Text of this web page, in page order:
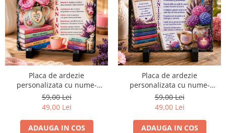
Placa de ardezie
personalizata cu nume-
Geanina
59,00 Lei
49,00 Lei
ADAUGA IN COS
Placa de ardezie
personalizata cu nume-
Daniela
59,00 Lei
49,00 Lei
ADAUGA IN COS